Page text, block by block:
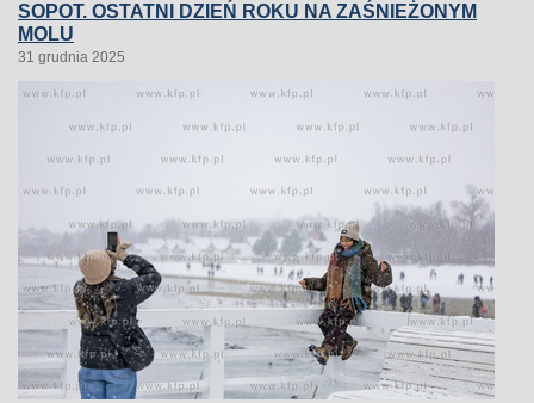
SOPOT. OSTATNI DZIEŃ ROKU NA ZAŚNIEŻONYM
MOLU
31 grudnia 2025